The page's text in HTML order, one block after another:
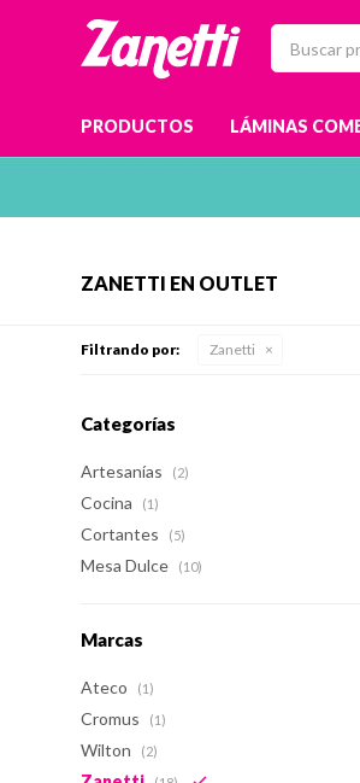
PRODUCTOS LÁMINAS
ZANETTI EN OUTLET
Filtrando por: Zanetti
Categorías
Artesanías (2)
Cocina (1)
Cortantes (5)
Mesa Dulce (10)
Marcas
Ateco (1)
Cromus (1)
Wilton (2)